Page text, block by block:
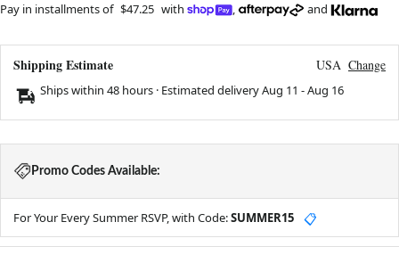
Pay in installments of $47.25 with , and
Shipping Estimate USA Change
Ships within 48 hours · Estimated deliveryAug 11 -Aug 16
Promo Codes Available:
For Your Every Summer RSVP, with Code:SUMMER15 📋